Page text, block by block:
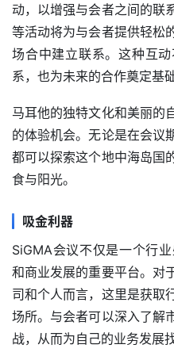
动，以增强与会者之间的联
等活动将为与会者提供轻松
场合中建立联系。这种互
系，也为未来的合作奠定基础
马耳他的独特文化和美丽的
的体验机会。无论是在会议
都可以探索这个地中海岛国
食与阳光。
吸金利器
SiGMA会议不仅是一个行
和商业发展的重要平台。对
司和个人而言，这里是获取
场所。与会者可以深入了解
战，从而为自己的业务发展